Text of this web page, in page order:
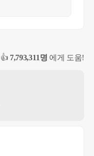
👍 7,793,311명 에게 도움!